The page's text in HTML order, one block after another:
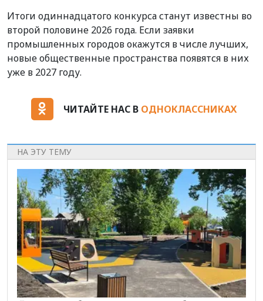
Итоги одиннадцатого конкурса станут известны во
второй половине 2026 года. Если заявки
промышленных городов окажутся в числе лучших,
новые общественные пространства появятся в них
уже в 2027 году.
ЧИТАЙТЕ НАС В ОДНОКЛАССНИКАХ
НА ЭТУ ТЕМУ